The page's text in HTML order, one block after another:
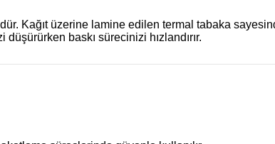
Kağıt üzerine lamine edilen termal tabaka
baskı sürecinizi hızlandırır.